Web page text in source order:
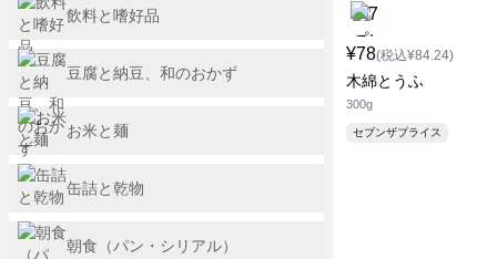
¥78(税込¥84.24)
木綿とうふ
300g
セブンザプライス
飲料と嗜好品
豆腐と納豆、和のおかず
お米と麺
缶詰と乾物
朝食（パン・シリアル）